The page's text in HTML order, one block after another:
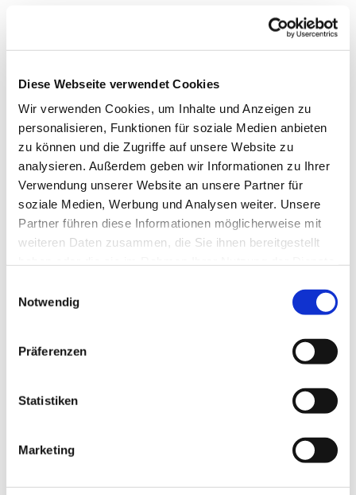
Diese Webseite verwendet Cookies
Wir verwenden Cookies, um Inhalte und Anzeigen zu
personalisieren, Funktionen für soziale Medien anbieten
zu können und die Zugriffe auf unsere Website zu
analysieren. Außerdem geben wir Informationen zu Ihrer
Verwendung unserer Website an unsere Partner für
soziale Medien, Werbung und Analysen weiter. Unsere
Partner führen diese Informationen möglicherweise mit
weiteren Daten zusammen, die Sie ihnen bereitgestellt
Notwendig
Präferenzen
Statistiken
Marketing
Dies könnte Sie auch
interessieren